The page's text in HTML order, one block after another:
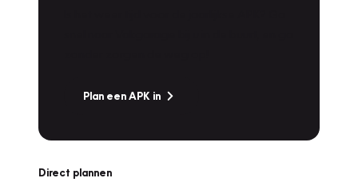
Plan een APK in
Direct plannen